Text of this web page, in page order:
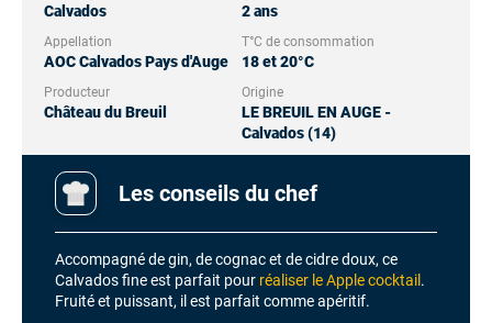
Calvados 2 ans
Appellation
AOC Calvados Pays d'Auge
T°C de consommation
18 et 20°C
Producteur
Château du Breuil
Origine
LE BREUIL EN AUGE -
Calvados (14)
Les conseils du chef
Accompagné de gin, de cognac et de cidre doux, ce
Calvados fine est parfait pour réaliser le Apple cocktail .
Fruité et puissant, il est parfait comme apéritif.